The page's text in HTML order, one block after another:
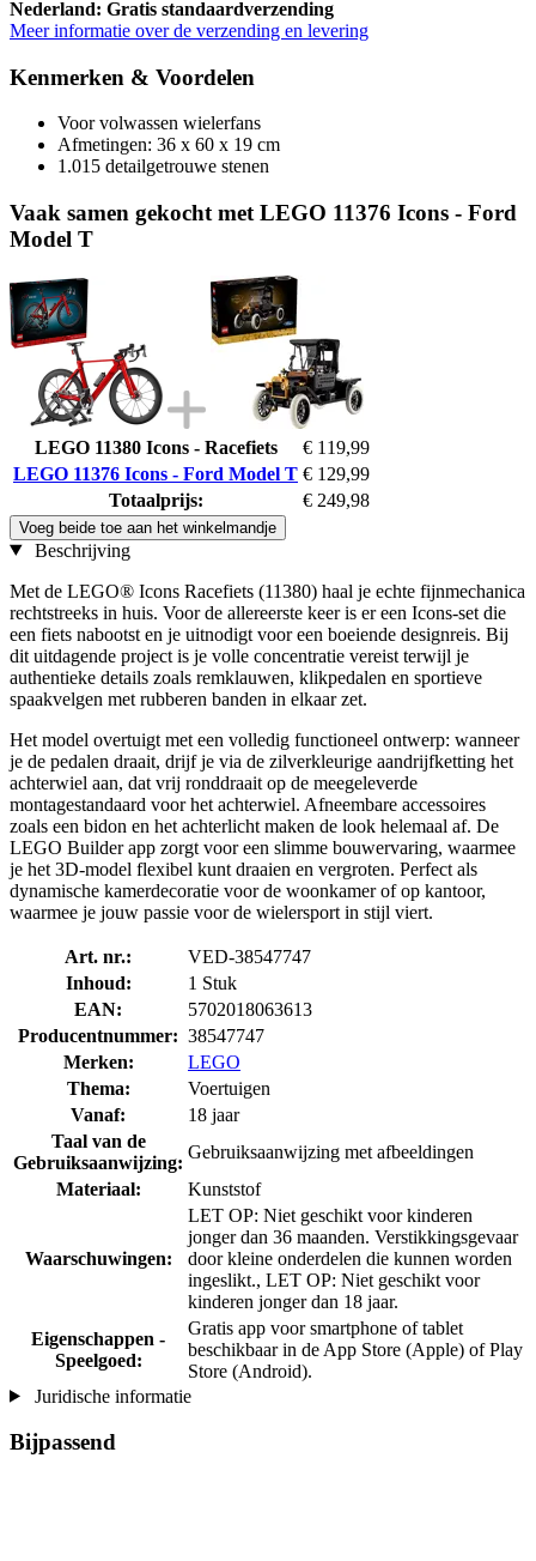
Nederland: Gratis standaardverzending
Meer informatie over de verzending en levering
Kenmerken & Voordelen
Voor volwassen wielerfans
Afmetingen: 36 x 60 x 19 cm
1.015 detailgetrouwe stenen
Vaak samen gekocht met LEGO 11376 Icons - Ford
Model T
LEGO 11380 Icons - Racefiets
€ 119,99
LEGO 11376 Icons - Ford Model T € 129,99
Totaalprijs:
€ 249,98
Voeg beide toe aan het winkelmandje
Beschrijving
Met de LEGO® Icons Racefiets (11380) haal je echte fijnmechanica
rechtstreeks in huis. Voor de allereerste keer is er een Icons-set die
een fiets nabootst en je uitnodigt voor een boeiende designreis. Bij
dit uitdagende project is je volle concentratie vereist terwijl je
authentieke details zoals remklauwen, klikpedalen en sportieve
spaakvelgen met rubberen banden in elkaar zet.
Het model overtuigt met een volledig functioneel ontwerp: wanneer
je de pedalen draait, drijf je via de zilverkleurige aandrijfketting het
achterwiel aan, dat vrij ronddraait op de meegeleverde
montagestandaard voor het achterwiel. Afneembare accessoires
zoals een bidon en het achterlicht maken de look helemaal af. De
LEGO Builder app zorgt voor een slimme bouwervaring, waarmee
je het 3D-model flexibel kunt draaien en vergroten. Perfect als
dynamische kamerdecoratie voor de woonkamer of op kantoor,
waarmee je jouw passie voor de wielersport in stijl viert.
Art. nr.:
VED-38547747
Inhoud:
1 Stuk
EAN:
5702018063613
Producentnummer: 38547747
Merken:
LEGO
Thema:
Voertuigen
Vanaf:
18 jaar
Taal van de
Gebruiksaanwijzing:
Gebruiksaanwijzing met afbeeldingen
Materiaal:
Kunststof
Waarschuwingen:
LET OP: Niet geschikt voor kinderen
jonger dan 36 maanden. Verstikkingsgevaar
door kleine onderdelen die kunnen worden
ingeslikt., LET OP: Niet geschikt voor
kinderen jonger dan 18 jaar.
Eigenschappen -
Speelgoed:
Gratis app voor smartphone of tablet
beschikbaar in de App Store (Apple) of Play
Store (Android).
Juridische informatie
Bijpassend